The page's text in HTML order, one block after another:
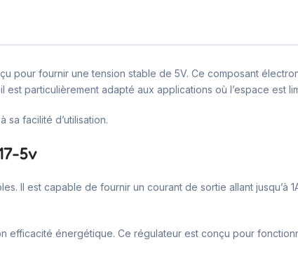
pour fournir une tension stable de 5V. Ce composant
particulièrement adapté aux applications où l’espace est
sa facilité d’utilisation.
5v
Il est capable de fournir un courant de sortie allant jusqu’à
efficacité énergétique. Ce régulateur est conçu pour